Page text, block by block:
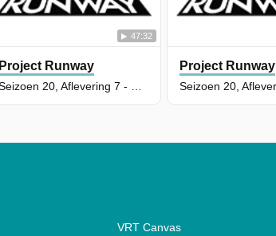
47:32
Project Runway Project Runway
VRT Canvas